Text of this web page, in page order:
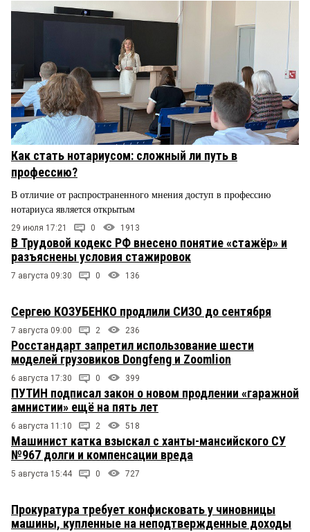
Как стать нотариусом: сложный ли путь в
профессию?
В отличие от распространенного мнения доступ в профессию
нотариуса является открытым
29 июля 17:21 0 1913
В Трудовой кодекс РФ внесено понятие «стажёр» и
разъяснены условия стажировок
7 августа 09:30 0 136
Сергею КОЗУБЕНКО продлили СИЗО до сентября
7 августа 09:00 2 236
Росстандарт запретил использование шести
моделей грузовиков Dongfeng и Zoomlion
6 августа 17:30 0 399
ПУТИН подписал закон о новом продлении «гаражной
амнистии» ещё на пять лет
6 августа 11:10 2 518
Машинист катка взыскал с ханты-мансийского СУ
№967 долги и компенсации вреда
5 августа 15:44 0 727
Прокуратура требует конфисковать у чиновницы
машины, купленные на неподтвержденные доходы